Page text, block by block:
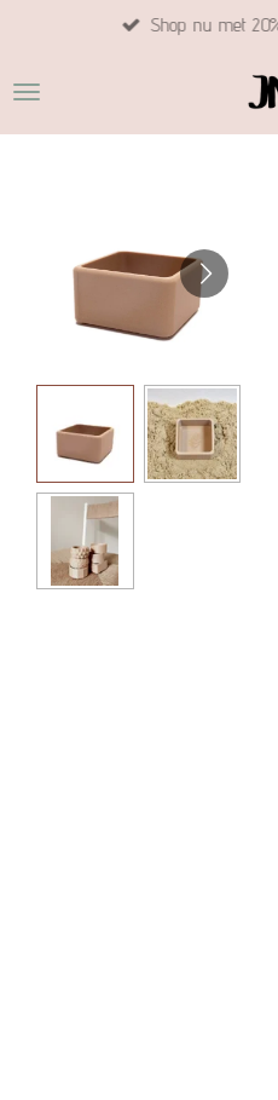
naar
hoofdinhoud
Shop nu met